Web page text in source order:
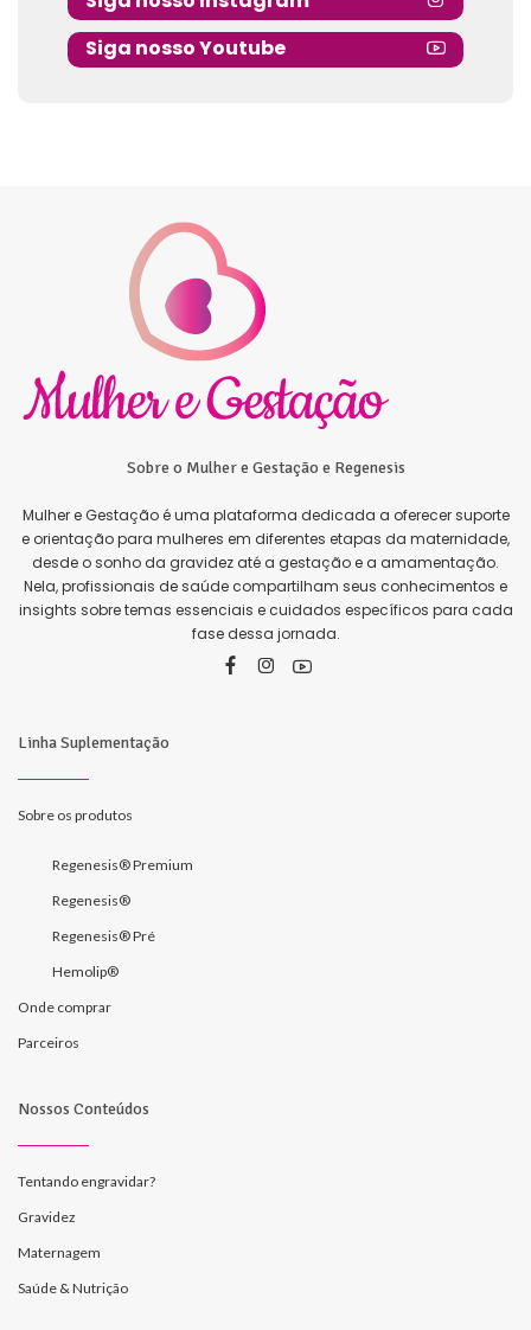
Siga nosso Youtube
Sobre o Mulher e Gestação e Regenesis
Mulher e Gestação é uma plataforma dedicada a oferecer suporte
e orientação para mulheres em diferentes etapas da maternidade,
desde o sonho da gravidez até a gestação e a amamentação.
Nela, profissionais de saúde compartilham seus conhecimentos e
insights sobre temas essenciais e cuidados específicos para cada
fase dessa jornada.
Linha Suplementação
Sobre os produtos
Regenesis® Premium
Regenesis®
Regenesis® Pré
Hemolip®
Onde comprar
Parceiros
Nossos Conteúdos
Tentando engravidar?
Gravidez
Maternagem
Saúde & Nutrição